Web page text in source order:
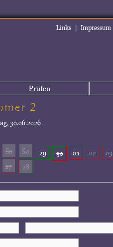
Links | Impressum
Prüfen
2
30.06.2026
Sa
27
So
28
29 30 01 02 03